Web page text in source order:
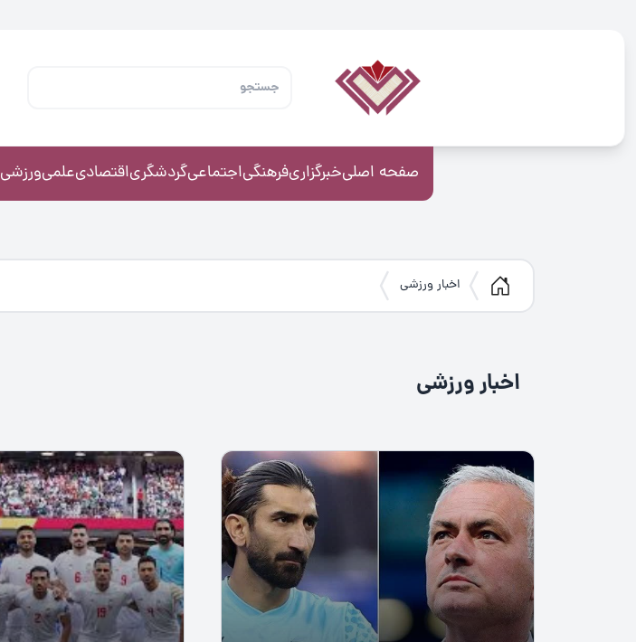
صفحه اصلیخبرگزاریفرهنگیاجتماعیگردشگریاقتصادیعلمیورزشی
اخبار ورزشی
اخبار ورزشی